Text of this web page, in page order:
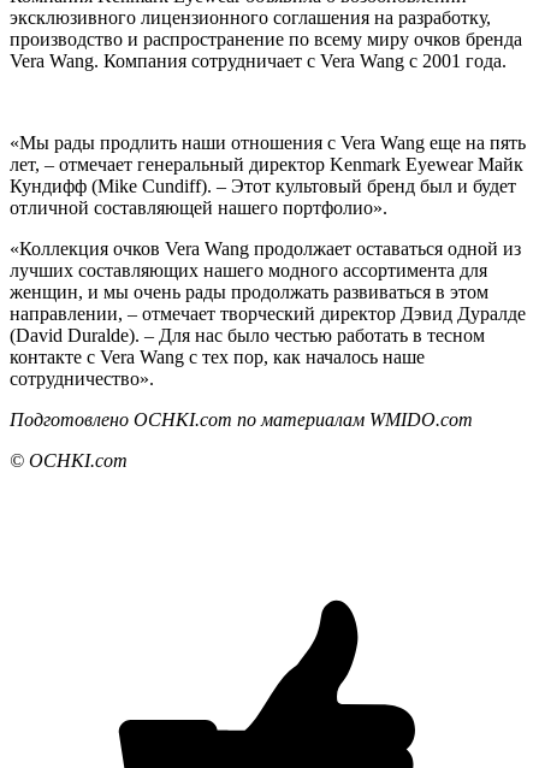
эксклюзивного лицензионного соглашения на разработку,
производство и распространение по всему миру очков бренда
Vera Wang. Компания сотрудничает с Vera Wang с 2001 года.
«Мы рады продлить наши отношения с Vera Wang еще на пять
лет, – отмечает генеральный директор Kenmark Eyewear Майк
Кундифф (Mike Cundiff). – Этот культовый бренд был и будет
отличной составляющей нашего портфолио».
«Коллекция очков Vera Wang продолжает оставаться одной из
лучших составляющих нашего модного ассортимента для
женщин, и мы очень рады продолжать развиваться в этом
направлении, – отмечает творческий директор Дэвид Дуралде
(David Duralde). – Для нас было честью работать в тесном
контакте с Vera Wang с тех пор, как началось наше
сотрудничество».
Подготовлено OCHKI.com по материалам WMIDO.com
© OCHKI.com